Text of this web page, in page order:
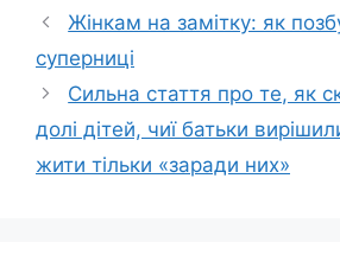
Жінкам на замітку: як
суперниці
Сильна стаття про те, як
долі дітей, чиї батьки
жити тільки «заради них»